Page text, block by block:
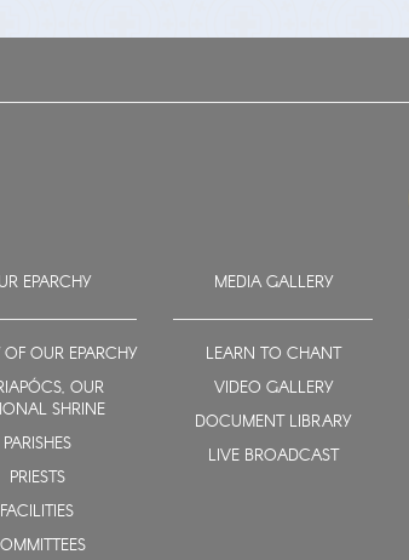
EPARCHY
OF OUR EPARCHY
OUR
SHRINE
PARISHES
PRIESTS
FACILITIES
MEDIA GALLERY
LEARN TO CHANT
VIDEO GALLERY
DOCUMENT LIBRARY
LIVE BROADCAST